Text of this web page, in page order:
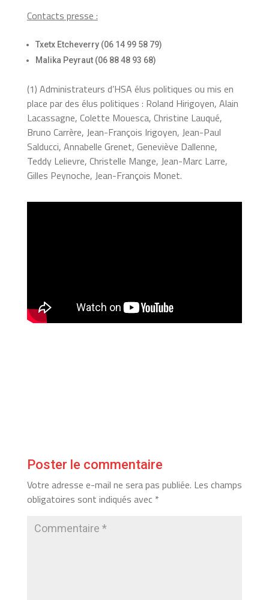
Contacts presse :
Txetx Etcheverry (06 14 99 58 79)
Malika Peyraut (06 88 48 93 68)
(1) Administrateurs d’HSA élus politiques ou mis en
place par des élus politiques : Roland Hirigoyen, Alain
Lacassagne, Colette Mouesca, Christine Lauqué,
Bruno Carrère, Jean-François Irigoyen, Jean-Paul
Salducci, Annabelle Grenet, Geneviève Dallenne,
Teddy Lelievre, Christelle Mange, Jean-Marc Larre,
Gilles Peynoche, Jean-François Monet.
Poster le commentaire
Votre adresse e-mail ne sera pas publiée. Les champs
obligatoires sont indiqués avec *